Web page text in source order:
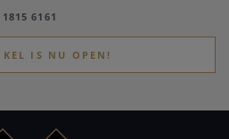
6161
IS NU OPEN!